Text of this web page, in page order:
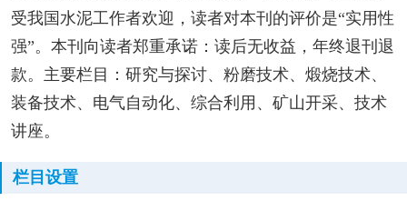
受我国水泥工作者欢迎，读者对本刊的评价是“实用性
强”。本刊向读者郑重承诺：读后无收益，年终退刊退
款。主要栏目：研究与探讨、粉磨技术、煅烧技术、
装备技术、电气自动化、综合利用、矿山开采、技术
讲座。
栏目设置